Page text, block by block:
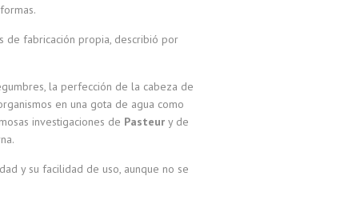
de fabricación propia, describió por
la perfección de la cabeza de
en una gota de agua como
investigaciones de Pasteur y de
y su facilidad de uso, aunque no se